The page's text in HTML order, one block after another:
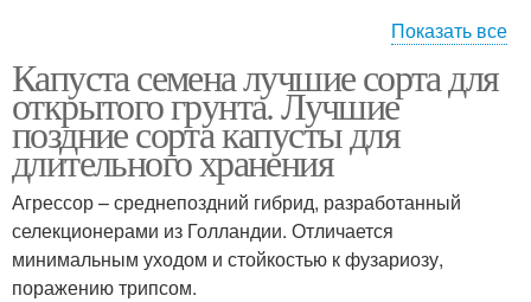
Основные советы Советы по хранению
Показать все
Капуста семена лучшие сорта для
открытого грунта. Лучшие
поздние сорта капусты для
длительного хранения
Агрессор – среднепоздний гибрид, разработанный
селекционерами из Голландии. Отличается
минимальным уходом и стойкостью к фузариозу,
поражению трипсом.